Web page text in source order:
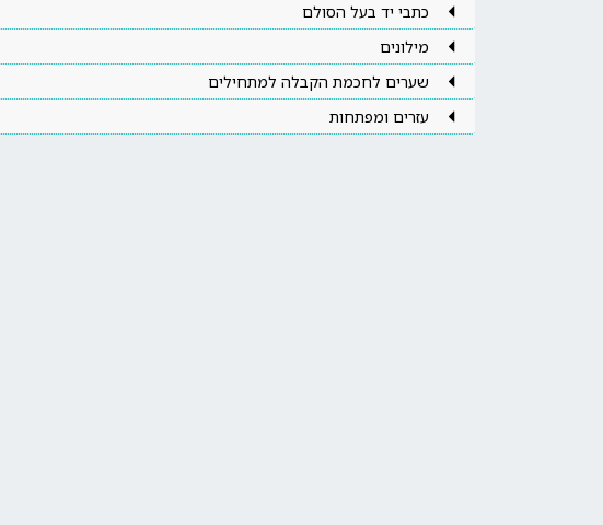
כתבי יד בעל הסולם
מילונים
שערים לחכמת הקבלה למתחילים
עזרים ומפתחות